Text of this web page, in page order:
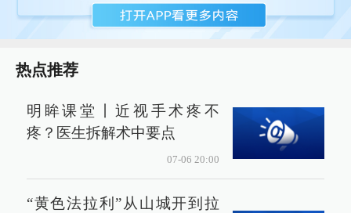
热点推荐
明眸课堂丨近视手术疼不
疼？医生拆解术中要点
07-06 20:00
“黄色法拉利”从山城开到拉